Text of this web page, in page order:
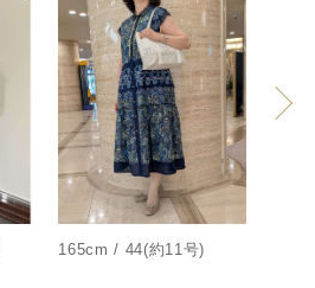
165cm / 44(約11号)